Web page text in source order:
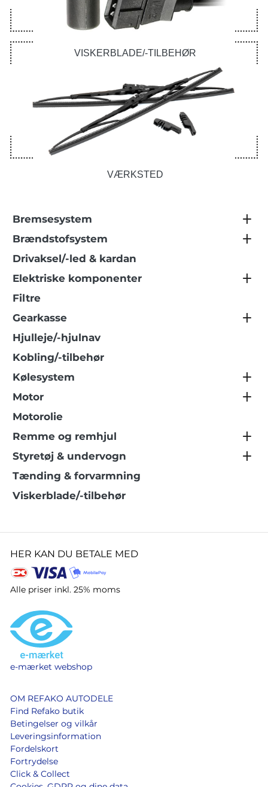
VISKERBLADE/-TILBEHØR
VÆRKSTED
Bremsesystem
Brændstofsystem
Drivaksel/-led & kardan
Elektriske komponenter
Filtre
Gearkasse
Hjulleje/-hjulnav
Kobling/-tilbehør
Kølesystem
Motor
Motorolie
Remme og remhjul
Styretøj & undervogn
Tænding & forvarmning
Viskerblade/-tilbehør
HER KAN DU BETALE MED
Alle priser inkl. 25% moms
e-mærket webshop
OM REFAKO AUTODELE
Find Refako butik
Betingelser og vilkår
Leveringsinformation
Fordelskort
Fortrydelse
Click & Collect